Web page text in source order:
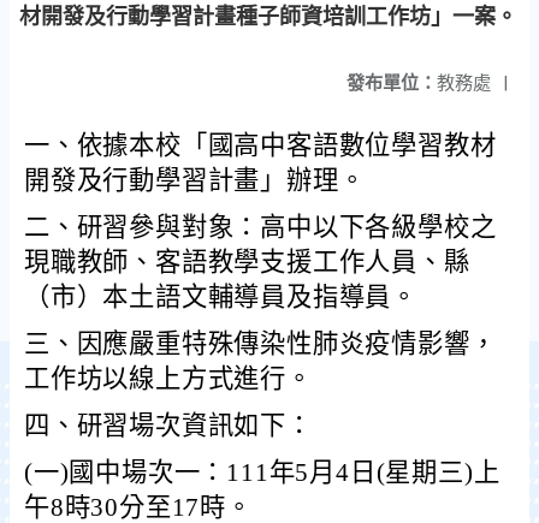
材開發及行動學習計畫種子師資培訓工作坊」一案。
發布單位： 教務處 |
一、依據本校「國高中客語數位學習教材
開發及行動學習計畫」辦理。
二、研習參與對象：高中以下各級學校之
現職教師、客語教學支援工作人員、縣
（市）本土語文輔導員及指導員。
三、因應嚴重特殊傳染性肺炎疫情影響，
工作坊以線上方式進行。
四、研習場次資訊如下：
(一)國中場次一：111年5月4日(星期三)上
午8時30分至17時。